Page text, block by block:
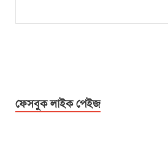
ফেসবুক লাইক পেইজ